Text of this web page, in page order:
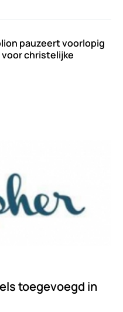
pauzeert voorlopig
voor christelijke
toegevoegd in